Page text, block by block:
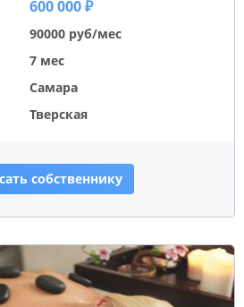
600 000 ₽
90000 руб/мес
7 мес
Самара
Тверская
собственнику